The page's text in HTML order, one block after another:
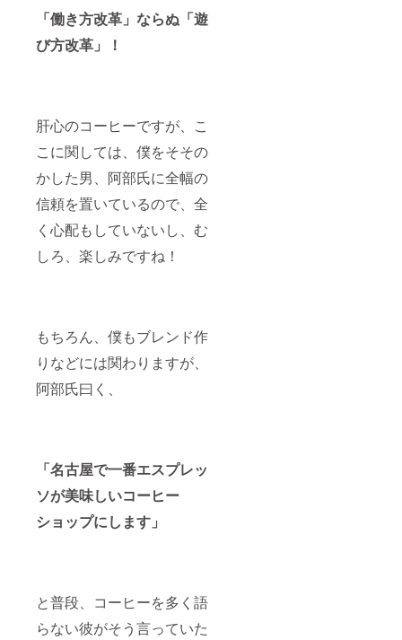
「働き方改革」ならぬ「遊
び方改革」！
肝心のコーヒーですが、こ
こに関しては、僕をそその
かした男、阿部氏に全幅の
信頼を置いているので、全
く心配もしていないし、む
しろ、楽しみですね！
もちろん、僕もブレンド作
りなどには関わりますが、
阿部氏曰く、
「名古屋で一番エスプレッ
ソが美味しいコーヒー
ショップにします」
と普段、コーヒーを多く語
らない彼がそう言っていた